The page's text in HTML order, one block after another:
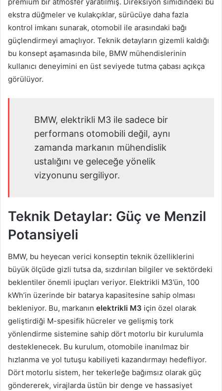
ekstra düğmeler ve kulakçıklar, sürücüye daha fazla
kontrol imkanı sunarak, otomobil ile arasındaki bağı
güçlendirmeyi amaçlıyor. Teknik detayların gizemli kaldığı
bu konsept aşamasında bile, BMW mühendislerinin
kullanıcı deneyimini en üst seviyede tutma çabası açıkça
görülüyor.
BMW, elektrikli M3 ile sadece bir
performans otomobili değil, aynı
zamanda markanın mühendislik
ustalığını ve geleceğe yönelik
vizyonunu sergiliyor.
Teknik Detaylar: Güç ve Menzil
Potansiyeli
BMW, bu heyecan verici konseptin teknik özelliklerini
büyük ölçüde gizli tutsa da, sızdırılan bilgiler ve sektördeki
beklentiler önemli ipuçları veriyor. Elektrikli M3’ün, 100
kWh’in üzerinde bir batarya kapasitesine sahip olması
bekleniyor. Bu, markanın elektrikli M3 için özel olarak
geliştirdiği M-spesifik hücreler ve gelişmiş tork
yönlendirme sistemine sahip dört motorlu bir kurulumla
desteklenecek. Bu kurulum, otomobile inanılmaz bir
hızlanma ve yol tutuşu kabiliyeti kazandırmayı hedefliyor.
Dört motorlu sistem, her tekerleğe bağımsız olarak güç
göndererek, virajlarda üstün bir denge ve hassasiyet